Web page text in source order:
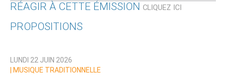
RÉAGIR À CETTE ÉMISSION CLIQUEZ ICI
Nom
PROPOSITIONS
LUNDI 22 JUIN 2026
MUSIQUE TRADITIONNELLE